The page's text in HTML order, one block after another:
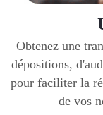
Obtenez une
dépositions,
pour faciliter la
de vos